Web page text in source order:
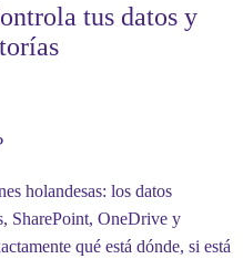
tus datos y
holandesas: los datos
SharePoint, OneDrive y
qué está dónde, si está